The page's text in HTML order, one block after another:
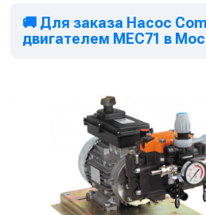
🚚 Для заказа Насос
двигателем MEC71 в